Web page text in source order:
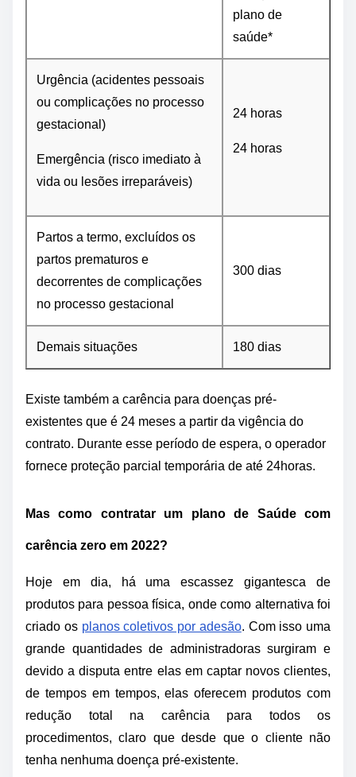
plano de
saúde*
Urgência (acidentes pessoais
ou complicações no processo
gestacional)
Emergência (risco imediato à
vida ou lesões irreparáveis)
24 horas
24 horas
Partos a termo, excluídos os
partos prematuros e
decorrentes de complicações
no processo gestacional
300 dias
Demais situações 180 dias
Existe também a carência para doenças pré-
existentes que é 24 meses a partir da vigência do
contrato. Durante esse período de espera, o operador
fornece proteção parcial temporária de até 24horas.
Mas como contratar um plano de Saúde com
carência zero em 2022?
Hoje em dia, há uma escassez gigantesca de
produtos para pessoa física, onde como alternativa foi
criado os planos coletivos por adesão. Com isso uma
grande quantidades de administradoras surgiram e
devido a disputa entre elas em captar novos clientes,
de tempos em tempos, elas oferecem produtos com
redução total na carência para todos os
procedimentos, claro que desde que o cliente não
tenha nenhuma doença pré-existente.